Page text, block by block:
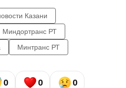
Казани
Миндортранс РТ
Минтранс РТ
0 0 0